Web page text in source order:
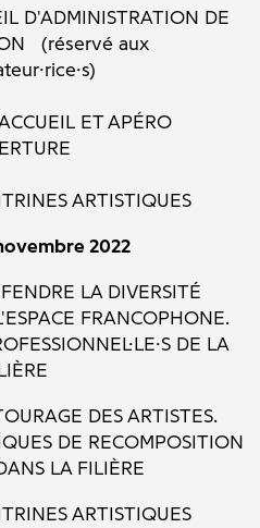
D'ADMINISTRATION DE
(réservé aux
ET APÉRO
ARTISTIQUES
2022
LA DIVERSITÉ
FRANCOPHONE.
DE LA
DES ARTISTES.
DE RECOMPOSITION
LA FILIÈRE
ARTISTIQUES